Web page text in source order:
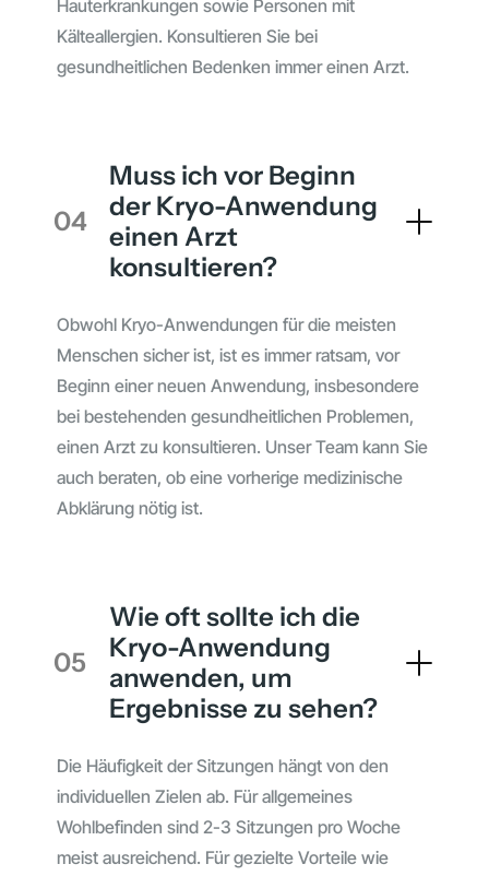
Hauterkrankungen sowie Personen mit
Kälteallergien. Konsultieren Sie bei
gesundheitlichen Bedenken immer einen Arzt.
Muss ich vor Beginn
der Kryo-Anwendung
einen Arzt
konsultieren?
04
Obwohl Kryo-Anwendungen für die meisten
Menschen sicher ist, ist es immer ratsam, vor
Beginn einer neuen Anwendung, insbesondere
bei bestehenden gesundheitlichen Problemen,
einen Arzt zu konsultieren. Unser Team kann Sie
auch beraten, ob eine vorherige medizinische
Abklärung nötig ist.
Wie oft sollte ich die
Kryo-Anwendung
anwenden, um
Ergebnisse zu sehen?
05
Die Häufigkeit der Sitzungen hängt von den
individuellen Zielen ab. Für allgemeines
Wohlbefinden sind 2-3 Sitzungen pro Woche
meist ausreichend. Für gezielte Vorteile wie